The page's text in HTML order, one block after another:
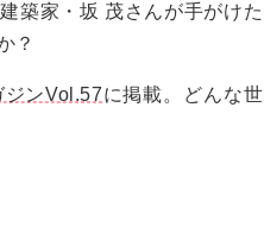
築家・坂 茂さんが手がけた
？
ンVol.57に掲載。どんな世